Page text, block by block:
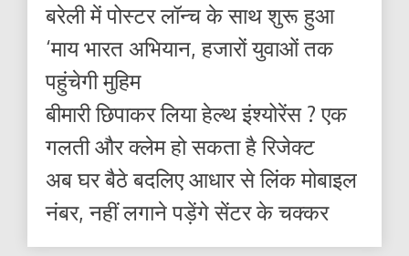
बरेली में पोस्टर लॉन्च के साथ शुरू हुआ
‘माय भारत अभियान, हजारों युवाओं तक
पहुंचेगी मुहिम
बीमारी छिपाकर लिया हेल्थ इंश्योरेंस ? एक
गलती और क्लेम हो सकता है रिजेक्ट
अब घर बैठे बदलिए आधार से लिंक मोबाइल
नंबर, नहीं लगाने पड़ेंगे सेंटर के चक्कर